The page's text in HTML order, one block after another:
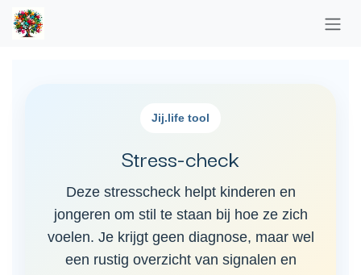
Overslaan naar inhoud
Jij.life tool
Stress-check
Deze stresscheck helpt kinderen en
jongeren om stil te staan bij hoe ze zich
voelen. Je krijgt geen diagnose, maar wel
een rustig overzicht van signalen en